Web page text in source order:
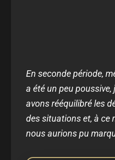
En seconde période,
a été un peu
avons rééquilibré les
des situations et, à ce
nous aurions pu